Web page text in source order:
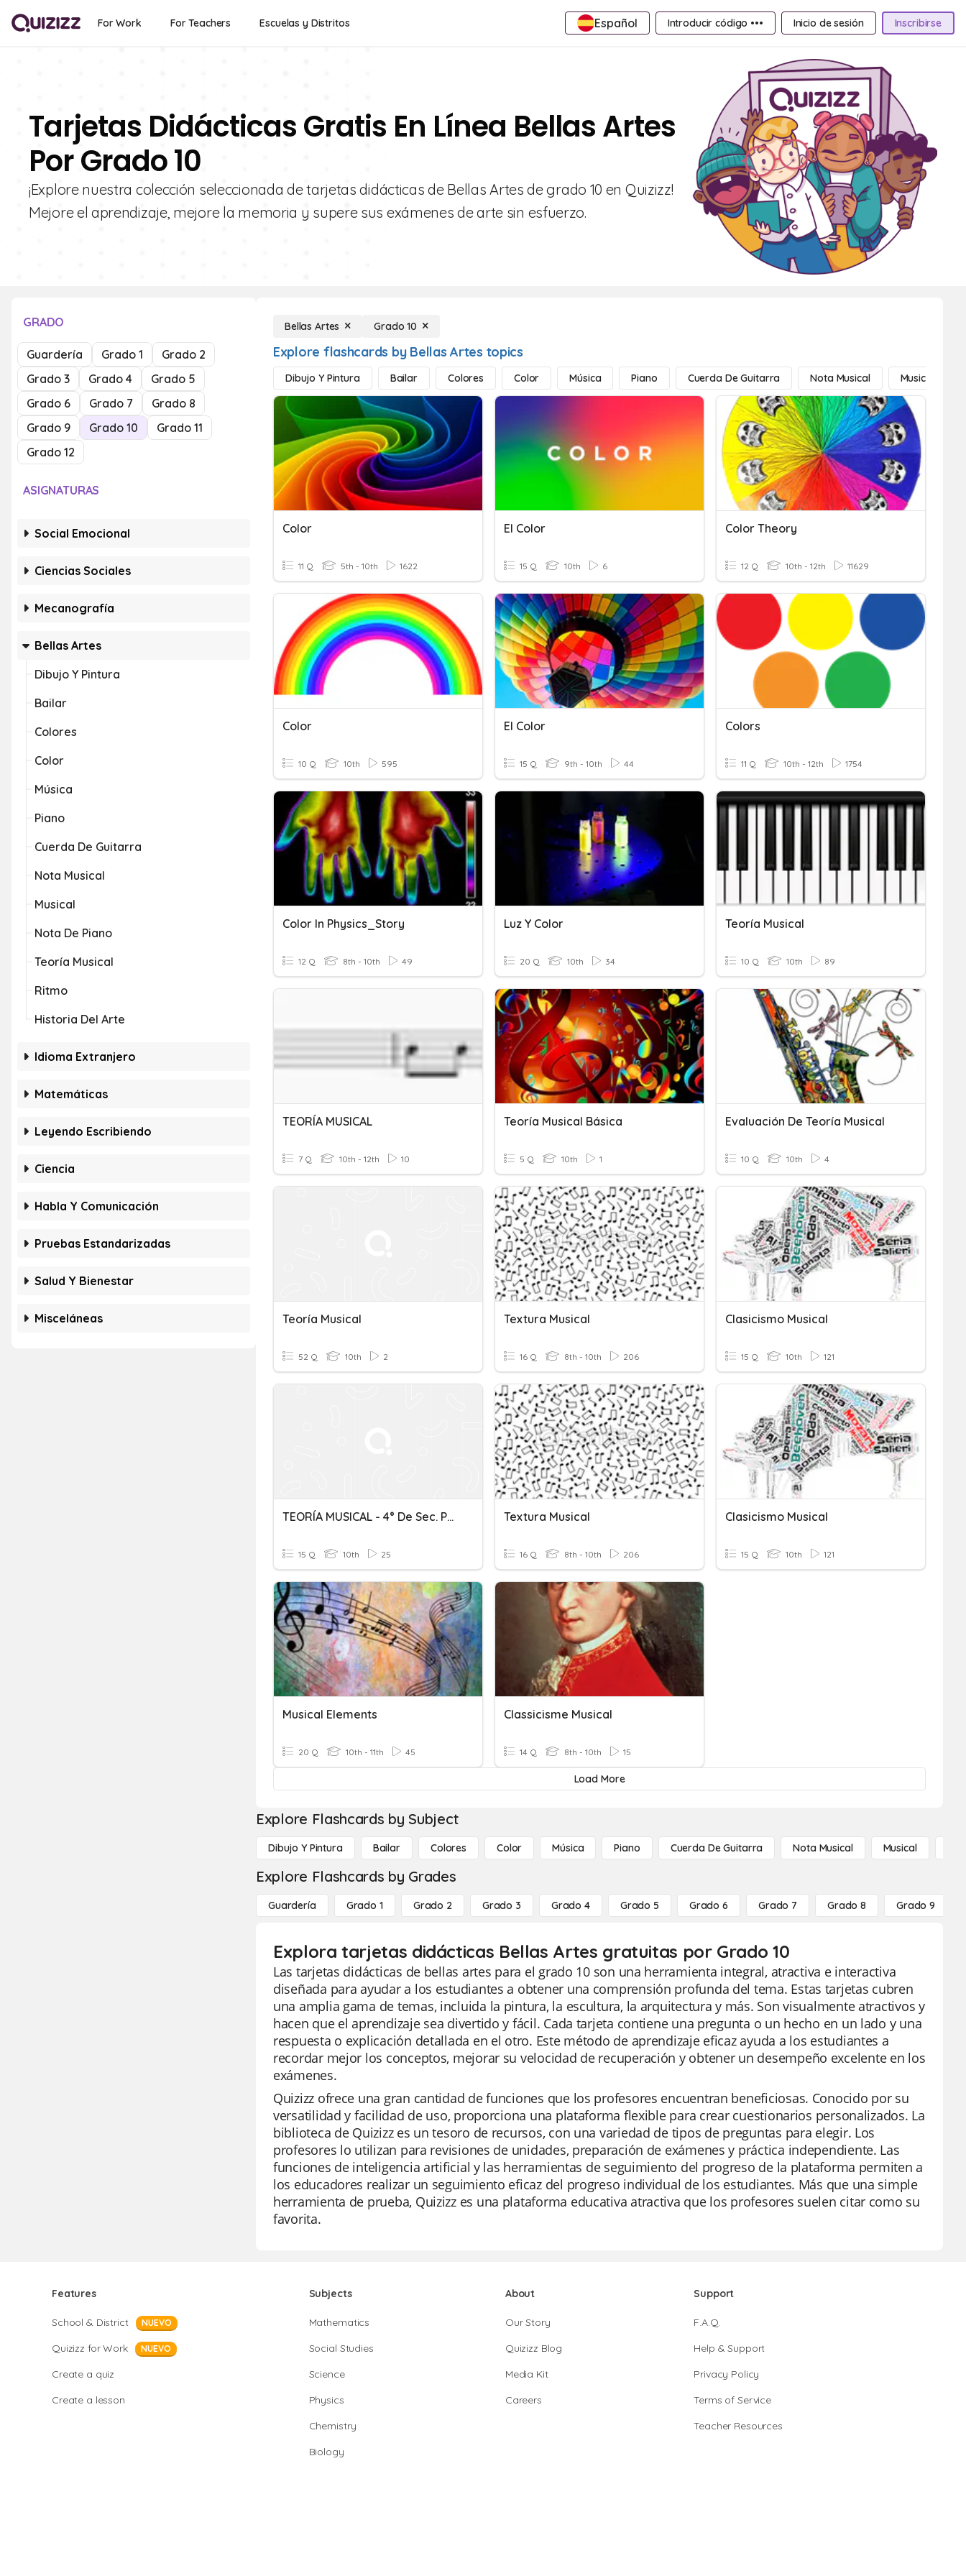
For Work For Teachers Escuelas y Distritos Español Introducir código ••• Inicio de sesión Inscribirse
Tarjetas Didácticas Gratis En Línea Bellas Artes
Por Grado 10
¡Explore nuestra colección seleccionada de tarjetas didácticas de Bellas Artes de grado 10 en Quizizz!
Mejore el aprendizaje, mejore la memoria y supere sus exámenes de arte sin esfuerzo.
GRADO
Guardería Grado 1
Grado 2
Grado 3
Grado 4
Grado 5
Grado 6
Grado 7
Grado 8
Grado 9
Grado 10
Grado 11
Grado 12
ASIGNATURAS
Social Emocional
Ciencias Sociales
Mecanografía
Bellas Artes
Dibujo Y Pintura
Bailar
Colores
Color
Música
Piano
Cuerda De Guitarra
Nota Musical
Musical
Nota De Piano
Teoría Musical
Ritmo
Historia Del Arte
Idioma Extranjero
Matemáticas
Leyendo Escribiendo
Ciencia
Habla Y Comunicación
Pruebas Estandarizadas
Salud Y Bienestar
Misceláneas
Bellas Artes Grado 10
Explore flashcards by Bellas Artes topics
Dibujo Y Pintura Bailar Colores Color Música Piano Cuerda De Guitarra Nota Musical Musical
Color
11 Q 5th - 10th 1622
El Color
15 Q 10th 6
Color Theory
12 Q 10th - 12th 11629
Color
10 Q 10th 595
El Color
15 Q 9th - 10th 44
Colors
11 Q 10th - 12th 1754
Color In Physics_Story
12 Q 8th - 10th 49
Luz Y Color
20 Q 10th 34
Teoría Musical
10 Q 10th 89
TEORÍA MUSICAL
7 Q 10th - 12th 10
Teoría Musical Básica
5 Q 10th 1
Evaluación De Teoría Musical
10 Q 10th 4
Teoría Musical
52 Q 10th 2
Textura Musical
16 Q 8th - 10th 206
Clasicismo Musical
15 Q 10th 121
TEORÍA MUSICAL - 4° De Sec. Prof. César Colque G.
15 Q 10th 25
Textura Musical
16 Q 8th - 10th 206
Clasicismo Musical
15 Q 10th 121
Musical Elements
20 Q 10th - 11th 45
Classicisme Musical
14 Q 8th - 10th 15
Load More
Explore Flashcards by Subject
Dibujo Y Pintura Bailar Colores Color Música Piano Cuerda De Guitarra Nota Musical Musical
Explore Flashcards by Grades
Guardería Grado 1 Grado 2 Grado 3 Grado 4 Grado 5 Grado 6 Grado 7 Grado 8 Grado 9
Explora tarjetas didácticas Bellas Artes gratuitas por Grado 10
Las tarjetas didácticas de bellas artes para el grado 10 son una herramienta integral, atractiva e interactiva
diseñada para ayudar a los estudiantes a obtener una comprensión profunda del tema. Estas tarjetas cubren
una amplia gama de temas, incluida la pintura, la escultura, la arquitectura y más. Son visualmente atractivos y
hacen que el aprendizaje sea divertido y fácil. Cada tarjeta contiene una pregunta o un hecho en un lado y una
respuesta o explicación detallada en el otro. Este método de aprendizaje eficaz ayuda a los estudiantes a
recordar mejor los conceptos, mejorar su velocidad de recuperación y obtener un desempeño excelente en los
exámenes.
Quizizz ofrece una gran cantidad de funciones que los profesores encuentran beneficiosas. Conocido por su
versatilidad y facilidad de uso, proporciona una plataforma flexible para crear cuestionarios personalizados. La
biblioteca de Quizizz es un tesoro de recursos, con una variedad de tipos de preguntas para elegir. Los
profesores lo utilizan para revisiones de unidades, preparación de exámenes y práctica independiente. Las
funciones de inteligencia artificial y las herramientas de seguimiento del progreso de la plataforma permiten a
los educadores realizar un seguimiento eficaz del progreso individual de los estudiantes. Más que una simple
herramienta de prueba, Quizizz es una plataforma educativa atractiva que los profesores suelen citar como su
favorita.
Features
School & District NUEVO
Quizizz for Work NUEVO
Create a quiz
Create a lesson
Subjects
Mathematics
Social Studies
Science
Physics
Chemistry
Biology
About
Our Story
Quizizz Blog
Media Kit
Careers
Support
F.A.Q.
Help & Support
Privacy Policy
Terms of Service
Teacher Resources